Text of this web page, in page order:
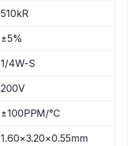
510kR
±5%
1/4W-S
200V
±100PPM/°C
1.60×3.20×0.55mm